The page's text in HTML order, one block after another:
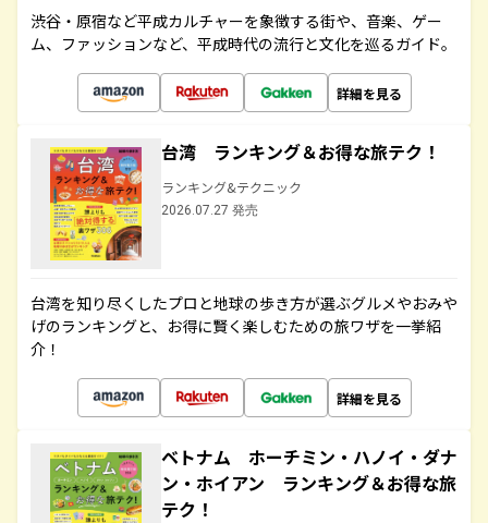
渋谷・原宿など平成カルチャーを象徴する街や、音楽、ゲー
ム、ファッションなど、平成時代の流行と文化を巡るガイド。
詳細を見る
台湾 ランキング＆お得な旅テク！
ランキング&テクニック
2026.07.27 発売
台湾を知り尽くしたプロと地球の歩き方が選ぶグルメやおみや
げのランキングと、お得に賢く楽しむための旅ワザを一挙紹
介！
詳細を見る
ベトナム ホーチミン・ハノイ・ダナ
ン・ホイアン ランキング＆お得な旅
テク！